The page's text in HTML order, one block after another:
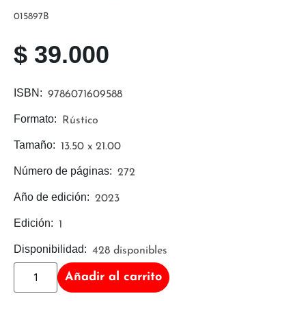
Añadir al carrito
Disponibilidad: 428 disponibles
Edición: 1
Año de edición: 2023
Número de páginas: 272
Tamaño: 13.50 x 21.00
Formato: Rústico
ISBN: 9786071609588
$ 39.000
015897B